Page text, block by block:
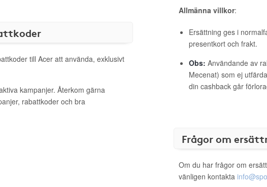
till Acer att använda, exklusivt
kampanjer. Återkom gärna
rabattkoder och bra
Allmänna villkor:
Ersättning ges i
presentkort och frakt.
Obs: Användande av
Mecenat) som ej
din cashback går
Frågor om
Om du har frågor om
vänligen kontakta